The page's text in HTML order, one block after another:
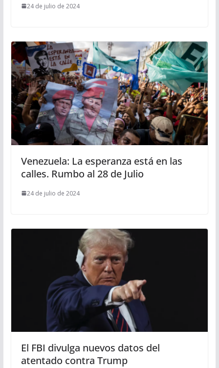
24 de julio de 2024
Venezuela: La esperanza está en las
calles. Rumbo al 28 de Julio
24 de julio de 2024
El FBI divulga nuevos datos del
atentado contra Trump